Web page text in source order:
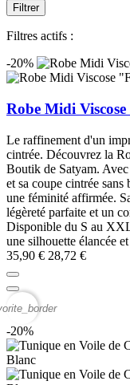
Filtrer
Filtres actifs :
-20%
Robe Midi
Le raffinement d'un
cintrée. Découvrez la
Boutik de Satyam.
et sa coupe cintrée
une féminité affirmée.
légèreté parfaite et un
Disponible du S au
une silhouette élancée
35,90 € 28,72 €
-20%